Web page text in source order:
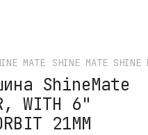
MATE SHINE MATE SHINE
ShineMate
WITH 6"
21MM